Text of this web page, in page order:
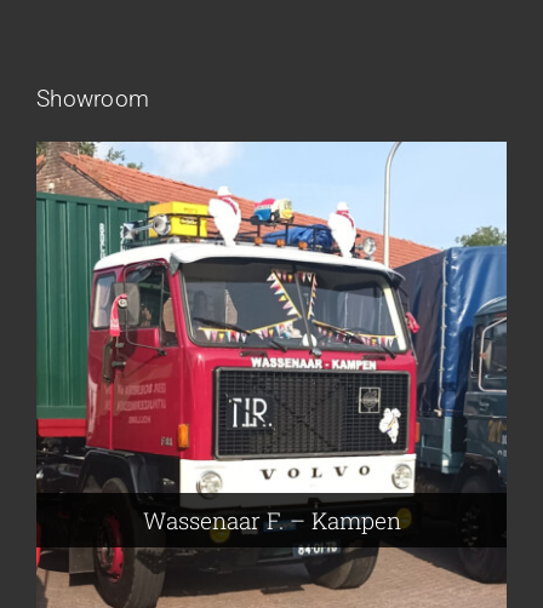
Showroom
Wassenaar F. – Kampen
Nijmeier Erwin – Smilde
Frieling Koos – Klazienaveen
Hartog den Richard – Borculo
Leeuwen van Joop – Leek